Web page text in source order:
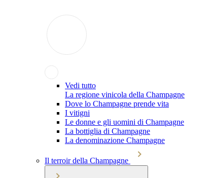
Vedi tutto
La regione vinicola della Champagne
Dove lo Champagne prende vita
I vitigni
Le donne e gli uomini di Champagne
La bottiglia di Champagne
La denominazione Champagne
Il terroir della Champagne